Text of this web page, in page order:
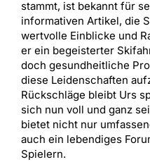
stammt, ist bekannt für
informativen Artikel, die
wertvolle Einblicke und
er ein begeisterter
doch gesundheitliche
diese Leidenschaften
Rückschläge bleibt Urs
sich nun voll und ganz
bietet nicht nur
auch ein lebendiges
Spielern.